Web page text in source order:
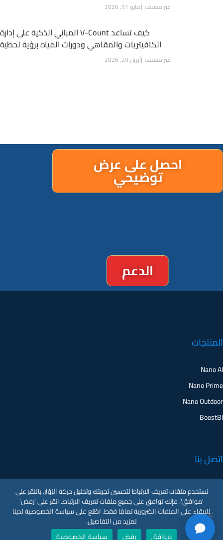
غير مصنف مايو 31, 2026
كيف تساعد V-Count المباني الذكية على إدارة
الكافيتريات والمقاهي ودورات المياه برؤية لحظية
غير مصنف أبريل 29, 2026
احصل على عرض
توضيحي
الدعم
المنتجات
Nano AI
Nano Prime
Nano Outdoor
BoostBI
اتصل بنا
اطلب عرضًا توضيحيًا
دعم العملاء
V-Count UK — HQ
Shoreditch Exchange, Senna Building
نستخدم ملفات تعريف الارتباط لتحسين تجربتك وتحليل حركة الزوّار. بالنقر على
'موافق'، فإنك توافق على جميع ملفات تعريف الارتباط. انقر على 'رفض'
للإبقاء على الملفات الضرورية تمامًا فقط. اطّلع على سياسة الخصوصية لدينا
لمزيد من التفاصيل.
موافق
رفض سياسة الخصوصية